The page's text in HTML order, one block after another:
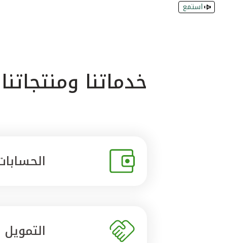
استمع
خدماتنا ومنتجاتنا
التمويل